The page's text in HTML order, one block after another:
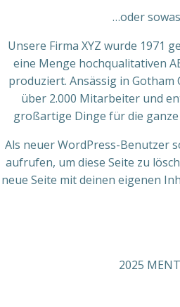
…oder
Unsere Firma XYZ wurde 1971
eine Menge hochqualitativen
produziert. Ansässig in Gotham
über 2.000 Mitarbeiter und
großartige Dinge für die
Als neuer WordPress-Benutzer
aufrufen, um diese Seite zu
neue Seite mit deinen eigenen
2025